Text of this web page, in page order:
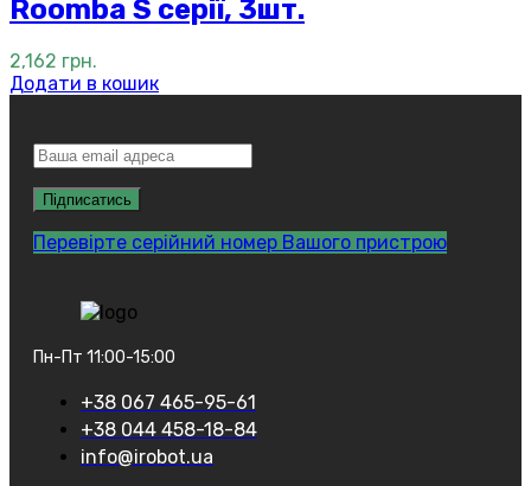
Roomba S серії, 3шт.
2,162 грн.
Додати в кошик
Перевірте серійний номер Вашого пристрою
Пн-Пт 11:00-15:00
+38 067 465-95-61
+38 044 458-18-84
info@irobot.ua